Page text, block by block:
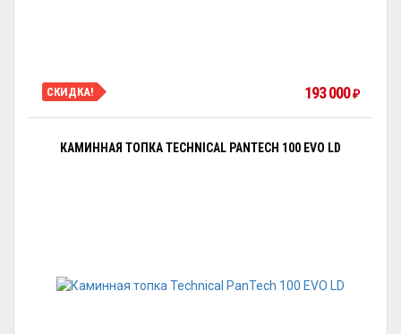
СКИДКА! 193 000₽
КАМИННАЯ ТОПКА TECHNICAL PANTECH 100 EVO LD